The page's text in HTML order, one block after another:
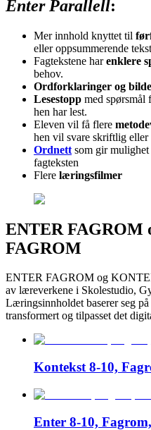
Enter Parallell:
Mer innhold knyttet til
eller oppsummerende
Fagtekstene harenklere
behov.
Ordforklaringer og
Lesestopp med spørsmål
hen har lest.
Eleven vil få flere
hen vil svare skriftlig
Ordnett som gir
fagteksten
Flere læringsfilmer
ENTER FAGROM
FAGROM
ENTER FAGROM og
av læreverkene i Skolestudio,
Læringsinnholdet baserer seg
transformert og tilpasset det
Kontekst 8-10,
Enter 8-10,